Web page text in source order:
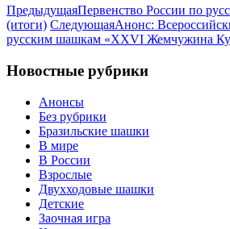
ПредыдущаяПервенство России по
(итоги) СледующаяАнонс:
русским шашкам «XXVI Жемчужина
Новостные рубрики
Анонсы
Без рубрики
Бразильские шашки
В мире
В России
Взрослые
Двухходовые шашки
Детские
Заочная игра